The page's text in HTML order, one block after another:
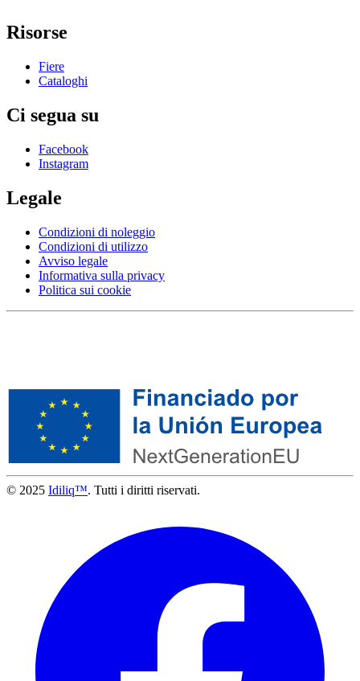
Risorse
Fiere
Cataloghi
Ci segua su
Facebook
Instagram
Legale
Condizioni di noleggio
Condizioni di utilizzo
Avviso legale
Informativa sulla privacy
Politica sui cookie
© 2025 Idiliq™. Tutti i diritti riservati.